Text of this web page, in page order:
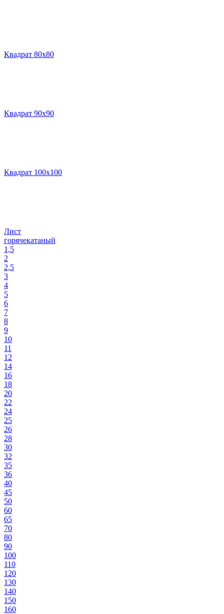
Квадрат 80х80
Квадрат 90х90
Квадрат 100х100
Лист
горячекатаный
1,5
2
2,5
3
4
5
6
7
8
9
10
11
12
14
16
18
20
22
24
25
26
28
30
32
35
36
40
45
50
60
65
70
80
90
100
110
120
130
140
150
160